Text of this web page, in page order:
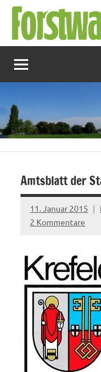
Zum
Inhalt
springen
Amtsblatt der
11. Januar 2015
2 Kommentare